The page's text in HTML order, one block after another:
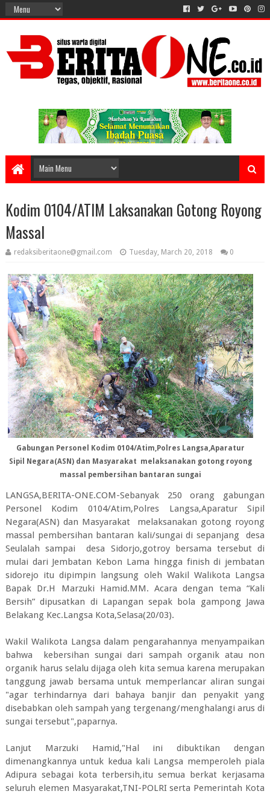
Kodim 0104/ATIM Laksanakan Gotong Royong
Massal
redaksiberitaone@gmail.com Tuesday, March 20, 2018 0
Gabungan Personel Kodim 0104/Atim,Polres Langsa,Aparatur
Sipil Negara(ASN) dan Masyarakat melaksanakan gotong royong
massal pembersihan bantaran sungai
LANGSA,BERITA-ONE.COM-Sebanyak 250 orang gabungan
Personel Kodim 0104/Atim,Polres Langsa,Aparatur Sipil
Negara(ASN) dan Masyarakat melaksanakan gotong royong
massal pembersihan bantaran kali/sungai di sepanjang desa
Seulalah sampai desa Sidorjo,gotroy bersama tersebut di
mulai dari Jembatan Kebon Lama hingga finish di jembatan
sidorejo itu dipimpin langsung oleh Wakil Walikota Langsa
Bapak Dr.H Marzuki Hamid.MM. Acara dengan tema “Kali
Bersih” dipusatkan di Lapangan sepak bola gampong Jawa
Belakang Kec.Langsa Kota,Selasa(20/03).
Wakil Walikota Langsa dalam pengarahannya menyampaikan
bahwa kebersihan sungai dari sampah organik atau non
organik harus selalu dijaga oleh kita semua karena merupakan
tanggung jawab bersama untuk memperlancar aliran sungai
"agar terhindarnya dari bahaya banjir dan penyakit yang
disebabkan oleh sampah yang tergenang/menghalangi arus di
sungai tersebut",paparnya.
Lanjut Marzuki Hamid,"Hal ini dibuktikan dengan
dimenangkannya untuk kedua kali Langsa memperoleh piala
Adipura sebagai kota terbersih,itu semua berkat kerjasama
seluruh elemen Masyarakat,TNI-POLRI serta Pemerintah Kota